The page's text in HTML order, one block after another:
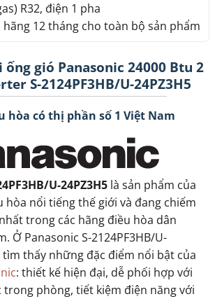
R32, điện 1 pha
hãng 12 tháng cho toàn bộ sản phẩm
gió Panasonic 24000 Btu 2
S-2124PF3HB/U-24PZ3H5
hòa có thị phần số 1 Việt Nam
U-24PZ3H5 là sản phẩm của
nổi tiếng thế giới và đang chiếm
trong các hãng điều hòa dân
Ở Panasonic S-2124PF3HB/U-
tìm thấy những đặc điểm nổi bật của
: thiết kế hiện đại, dễ phối hợp với
trong phòng, tiết kiệm điện năng với